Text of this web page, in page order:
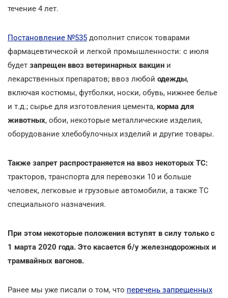
течение 4 лет.
Постановление №535 дополнит список товарами
фармацевтической и легкой промышленности: с июля
будет запрещен ввоз ветеринарных вакцин и
лекарственных препаратов; ввоз любой одежды,
включая костюмы, футболки, носки, обувь, нижнее белье
и т.д.; сырье для изготовления цемента, корма для
животных, обои, некоторые металлические изделия,
оборудование хлебобулочных изделий и другие товары.
Также запрет распространяется на ввоз некоторых ТС:
тракторов, транспорта для перевозки 10 и больше
человек, легковые и грузовые автомобили, а также ТС
специального назначения.
При этом некоторые положения вступят в силу только с
1 марта 2020 года. Это касается б/у железнодорожных и
трамвайных вагонов.
Ранее мы уже писали о том, что перечень запрещенных